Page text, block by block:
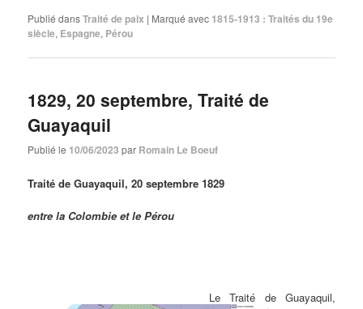
Publié dansTraité de paix | Marqué avec 1815-1913 : Traités du 19e
siècle, Espagne, Pérou
1829, 20 septembre, Traité de
Guayaquil
Publié le 10/06/2023 par Romain Le Boeuf
Traité de Guayaquil, 20 septembre 1829
entre la Colombie et le Pérou
Le Traité de Guayaquil,